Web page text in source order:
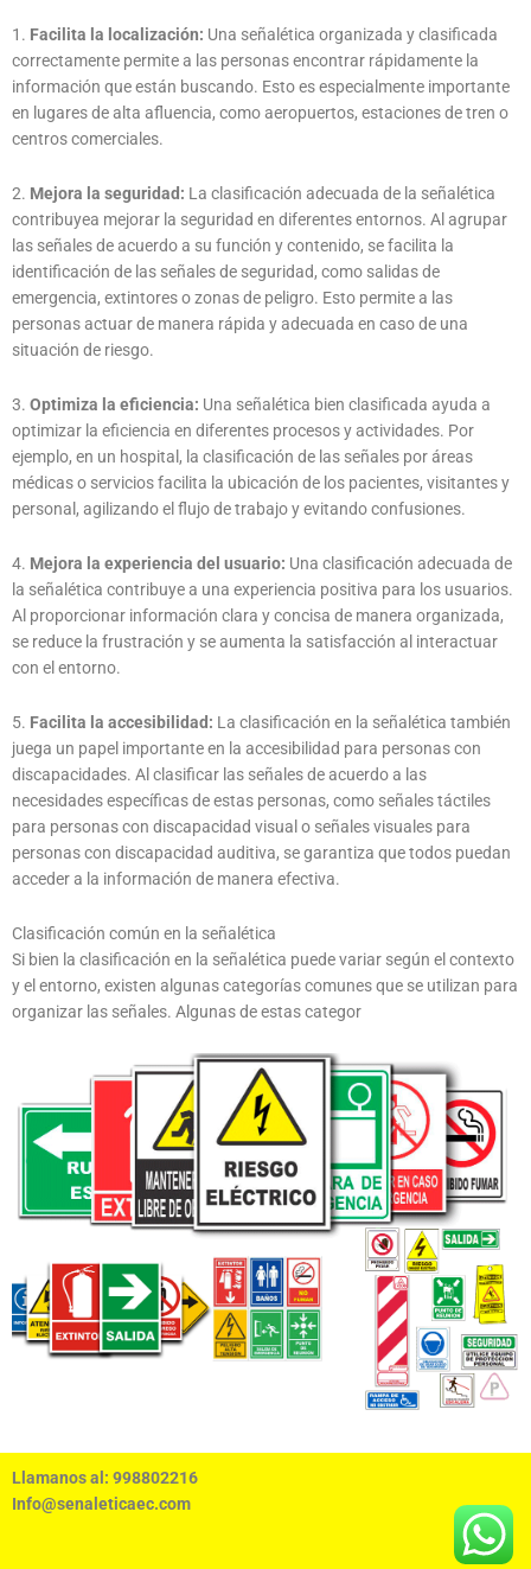
1. Facilita la localización: Una señalética organizada y clasificada
correctamente permite a las personas encontrar rápidamente la
información que están buscando. Esto es especialmente importante
en lugares de alta afluencia, como aeropuertos, estaciones de tren o
centros comerciales.
2. Mejora la seguridad: La clasificación adecuada de la señalética
contribuyea mejorar la seguridad en diferentes entornos. Al agrupar
las señales de acuerdo a su función y contenido, se facilita la
identificación de las señales de seguridad, como salidas de
emergencia, extintores o zonas de peligro. Esto permite a las
personas actuar de manera rápida y adecuada en caso de una
situación de riesgo.
3. Optimiza la eficiencia: Una señalética bien clasificada ayuda a
optimizar la eficiencia en diferentes procesos y actividades. Por
ejemplo, en un hospital, la clasificación de las señales por áreas
médicas o servicios facilita la ubicación de los pacientes, visitantes y
personal, agilizando el flujo de trabajo y evitando confusiones.
4. Mejora la experiencia del usuario: Una clasificación adecuada de
la señalética contribuye a una experiencia positiva para los usuarios.
Al proporcionar información clara y concisa de manera organizada,
se reduce la frustración y se aumenta la satisfacción al interactuar
con el entorno.
5. Facilita la accesibilidad: La clasificación en la señalética también
juega un papel importante en la accesibilidad para personas con
discapacidades. Al clasificar las señales de acuerdo a las
necesidades específicas de estas personas, como señales táctiles
para personas con discapacidad visual o señales visuales para
personas con discapacidad auditiva, se garantiza que todos puedan
acceder a la información de manera efectiva.
Clasificación común en la señalética
Si bien la clasificación en la señalética puede variar según el contexto
y el entorno, existen algunas categorías comunes que se utilizan para
organizar las señales. Algunas de estas categor
Llamanos al: 998802216
Info@senaleticaec.com